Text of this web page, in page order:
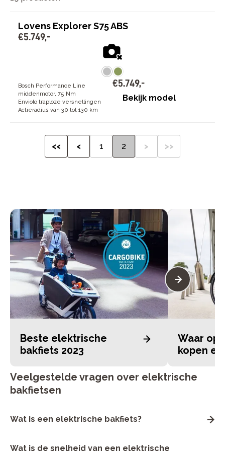
een slimme keuze voor wie op zoek is naar een
verplaatsen.
Lovens Explorer S75 ABS
€5.749,-
Bosch Performance Line
middenmotor, 75 Nm
Enviolo traploze versnellingen
Actieradius van 30 tot 130 km
€5.749,-
Bekijk model
<< < 1 2 > >>
Beste elektrische
bakfiets 2023
Waar op
kopen e-
Veelgestelde vragen over elektrische
bakfietsen
Wat is een elektrische bakfiets?
Een elektrische bakfiets is een variant van een traditionele
Wat is de snelheid van een elektrische